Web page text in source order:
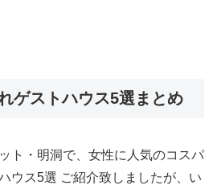
ゲストハウス5選まとめ
ト・明洞で、女性に人気のコスパ
ウス5選 ご紹介致しましたが、い